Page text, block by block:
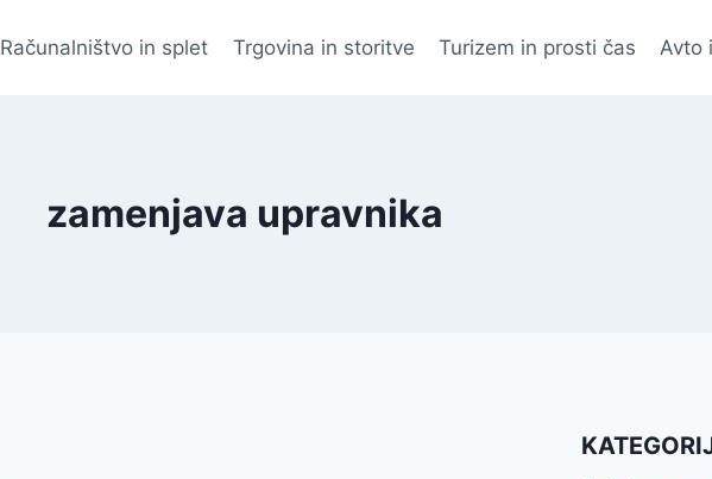
Računalništvo in splet Trgovina in storitve Turizem in prosti čas Avto
zamenjava upravnika